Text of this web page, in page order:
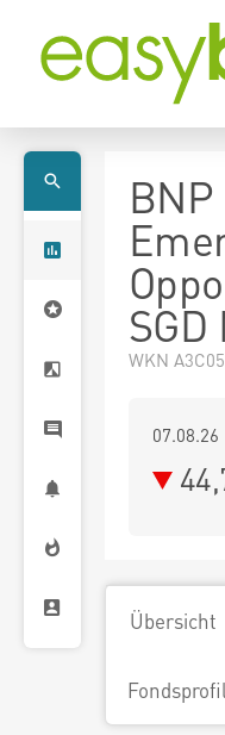
WKN
07.08.26
Übersicht
Fondsprofil